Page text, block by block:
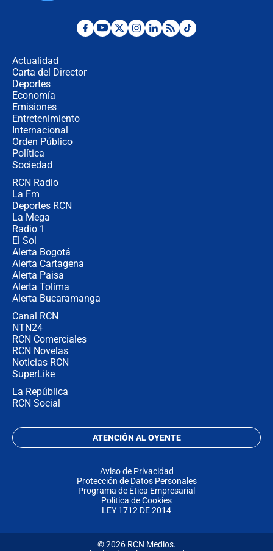
Posesión de Abelardo De La Espriella
Actualidad
Carta del Director
Deportes
Economía
Emisiones
Entretenimiento
Internacional
Orden Público
Política
Sociedad
RCN Radio
La Fm
Deportes RCN
La Mega
Radio 1
El Sol
Alerta Bogotá
Alerta Cartagena
Alerta Paisa
Alerta Tolima
Alerta Bucaramanga
Canal RCN
NTN24
RCN Comerciales
RCN Novelas
Noticias RCN
SuperLike
La República
RCN Social
ATENCIÓN AL OYENTE
Aviso de Privacidad
Protección de Datos Personales
Programa de Ética Empresarial
Política de Cookies
LEY 1712 DE 2014
© 2026 RCN Medios.